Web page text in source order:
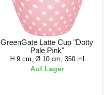
GreenGate Latte Cup "Dotty
Pale Pink"
H 9 cm, Ø 10 cm, 350 ml
Auf Lager